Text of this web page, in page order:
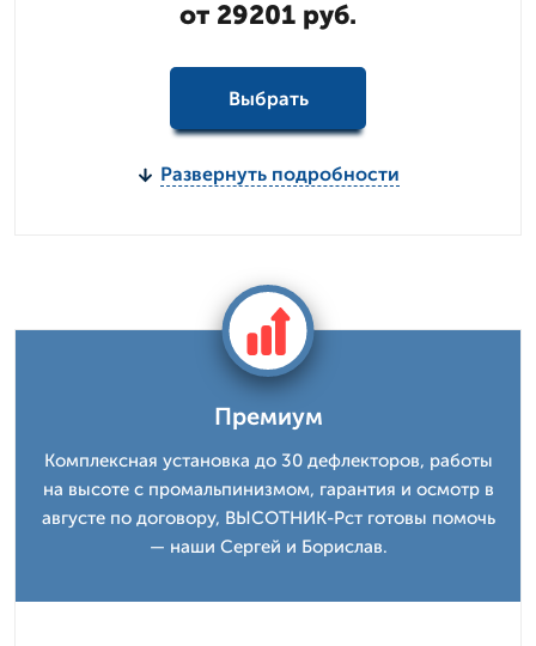
от 29201 руб.
Выбрать
Развернуть подробности
Премиум
Комплексная установка до 30 дефлекторов, работы
на высоте с промальпинизмом, гарантия и осмотр в
августе по договору, ВЫСОТНИК-Рст готовы помочь
— наши Сергей и Борислав.